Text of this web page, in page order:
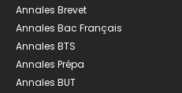
Annales Brevet
Annales Bac Français
Annales BTS
Annales Prépa
Annales BUT